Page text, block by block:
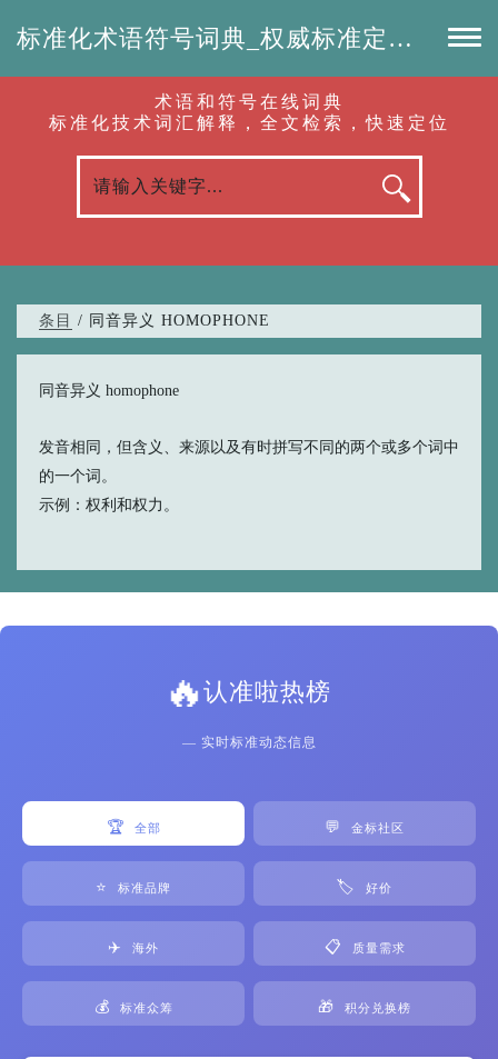
标准化术语符号词典_权威标准定义_专业词汇查询-认准啦（RenZhunLa.com）
术语和符号在线词典
标准化技术词汇解释，全文检索，快速定位
条目 / 同音异义 HOMOPHONE
同音异义 homophone
发音相同，但含义、来源以及有时拼写不同的两个或多个词中
的一个词。
示例：权利和权力。
🔥认准啦热榜
— 实时标准动态信息
🏆 全部 💬 金标社区
⭐ 标准品牌 🏷️ 好价
✈️ 海外 📋 质量需求
💰 标准众筹 🎁 积分兑换榜